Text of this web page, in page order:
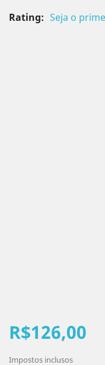
Rating: Seja o
R$126,00
Impostos inclusos